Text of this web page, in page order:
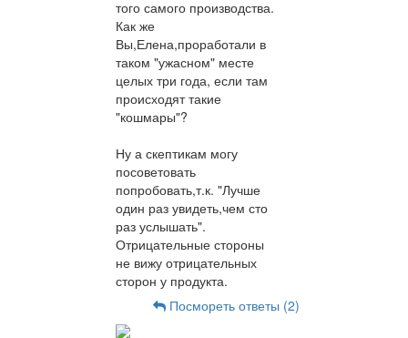
того самого производства.
Как же
Вы,Елена,проработали в
таком "ужасном" месте
целых три года, если там
происходят такие
"кошмары"?
Ну а скептикам могу
посоветовать
попробовать,т.к. "Лучше
один раз увидеть,чем сто
раз услышать".
Отрицательные стороны
не вижу отрицательных
сторон у продукта.
Посмореть ответы (2)